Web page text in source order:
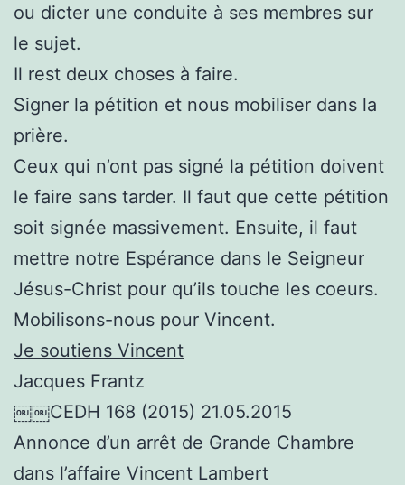
ou dicter une conduite à ses membres sur
le sujet.
Il rest deux choses à faire.
Signer la pétition et nous mobiliser dans la
prière.
Ceux qui n’ont pas signé la pétition doivent
le faire sans tarder. Il faut que cette pétition
soit signée massivement. Ensuite, il faut
mettre notre Espérance dans le Seigneur
Jésus-Christ pour qu’ils touche les coeurs.
Mobilisons-nous pour Vincent.
Je soutiens Vincent
Jacques Frantz
￼￼CEDH 168 (2015) 21.05.2015
Annonce d’un arrêt de Grande Chambre
dans l’affaire Vincent Lambert